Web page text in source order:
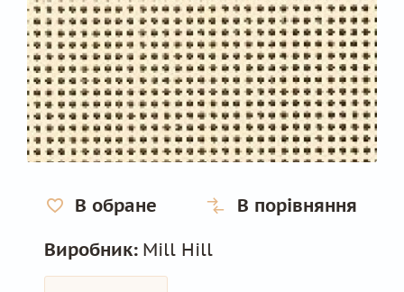
В обране
В порівняння
Виробник: Mill Hill